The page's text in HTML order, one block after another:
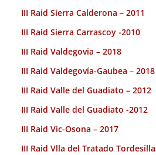
III Raid Sierra Calderona – 2011
III Raid Sierra Carrascoy -2010
III Raid Valdegovia – 2018
III Raid Valdegovía-Gaubea – 2018
III Raid Valle del Guadiato – 2012
III Raid Valle del Guadiato -2012
III Raid Vic-Osona – 2017
III Raid Vlla del Tratado